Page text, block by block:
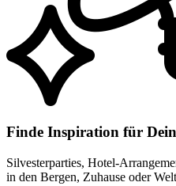
Finde Inspiration für
Silvesterparties, Hotel-
in den Bergen, Zuhause oder